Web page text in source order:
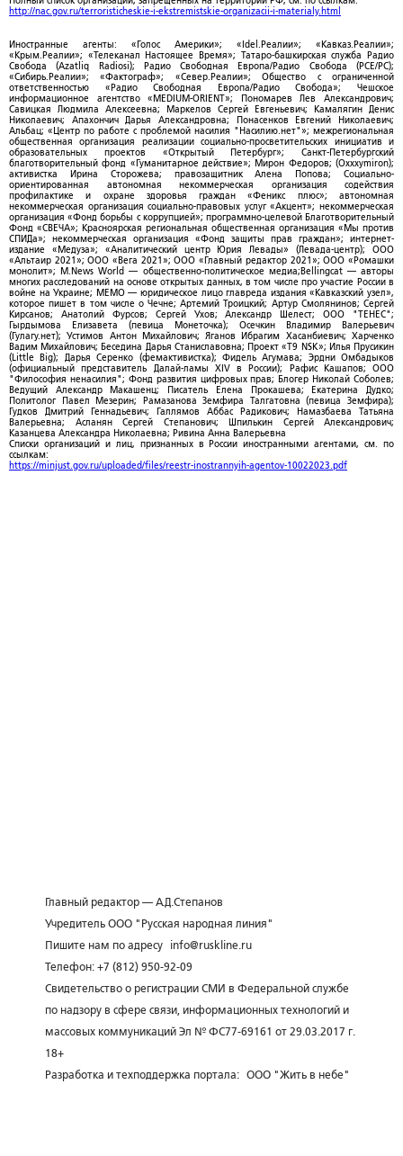
http://nac.gov.ru/terroristicheskie-i-ekstremistskie-organizacii-i-materialy.html
Иностранные агенты: «Голос Америки»; «Idel.Реалии»; «Кавказ.Реалии»;
«Крым.Реалии»; «Телеканал Настоящее Время»; Татаро-башкирская служба Радио
Свобода (Azatliq Radiosi); Радио Свободная Европа/Радио Свобода (PCE/PC);
«Сибирь.Реалии»; «Фактограф»; «Север.Реалии»; Общество с ограниченной
ответственностью «Радио Свободная Европа/Радио Свобода»; Чешское
информационное агентство «MEDIUM-ORIENT»; Пономарев Лев Александрович;
Савицкая Людмила Алексеевна; Маркелов Сергей Евгеньевич; Камалягин Денис
Николаевич; Апахончич Дарья Александровна; Понасенков Евгений Николаевич;
Альбац; «Центр по работе с проблемой насилия "Насилию.нет"»; межрегиональная
общественная организация реализации социально-просветительских инициатив и
образовательных проектов «Открытый Петербург»; Санкт-Петербургский
благотворительный фонд «Гуманитарное действие»; Мирон Федоров; (Oxxxymiron);
активистка Ирина Сторожева; правозащитник Алена Попова; Социально-
ориентированная автономная некоммерческая организация содействия
профилактике и охране здоровья граждан «Феникс плюс»; автономная
некоммерческая организация социально-правовых услуг «Акцент»; некоммерческая
организация «Фонд борьбы с коррупцией»; программно-целевой Благотворительный
Фонд «СВЕЧА»; Красноярская региональная общественная организация «Мы против
СПИДа»; некоммерческая организация «Фонд защиты прав граждан»; интернет-
издание «Медуза»; «Аналитический центр Юрия Левады» (Левада-центр); ООО
«Альтаир 2021»; ООО «Вега 2021»; ООО «Главный редактор 2021»; ООО «Ромашки
монолит»; M.News World — общественно-политическое медиа;Bellingcat — авторы
многих расследований на основе открытых данных, в том числе про участие России в
войне на Украине; МЕМО — юридическое лицо главреда издания «Кавказский узел»,
которое пишет в том числе о Чечне; Артемий Троицкий; Артур Смолянинов; Сергей
Кирсанов; Анатолий Фурсов; Сергей Ухов; Александр Шелест; ООО "ТЕНЕС";
Гырдымова Елизавета (певица Монеточка); Осечкин Владимир Валерьевич
(Гулагу.нет); Устимов Антон Михайлович; Яганов Ибрагим Хасанбиевич; Харченко
Вадим Михайлович; Беседина Дарья Станиславовна; Проект «T9 NSK»; Илья Прусикин
(Little Big); Дарья Серенко (фемактивистка); Фидель Агумава; Эрдни Омбадыков
(официальный представитель Далай-ламы XIV в России); Рафис Кашапов; ООО
"Философия ненасилия"; Фонд развития цифровых прав; Блогер Николай Соболев;
Ведущий Александр Макашенц; Писатель Елена Прокашева; Екатерина Дудко;
Политолог Павел Мезерин; Рамазанова Земфира Талгатовна (певица Земфира);
Гудков Дмитрий Геннадьевич; Галлямов Аббас Радикович; Намазбаева Татьяна
Валерьевна; Асланян Сергей Степанович; Шпилькин Сергей Александрович;
Казанцева Александра Николаевна; Ривина Анна Валерьевна
Списки организаций и лиц, признанных в России иностранными агентами, см. по
ссылкам:
https://minjust.gov.ru/uploaded/files/reestr-inostrannyih-agentov-10022023.pdf
Главный редактор — А.Д.Степанов
Учредитель ООО "Русская народная линия"
Пишите нам по адресу
info@ruskline.ru
Телефон: +7 (812) 950-92-09
Свидетельство о регистрации СМИ в Федеральной службе
по надзору в сфере связи, информационных технологий и
массовых коммуникаций Эл № ФС77-69161 от 29.03.2017 г.
18+
Разработка и техподдержка портала: ООО "Жить в небе"